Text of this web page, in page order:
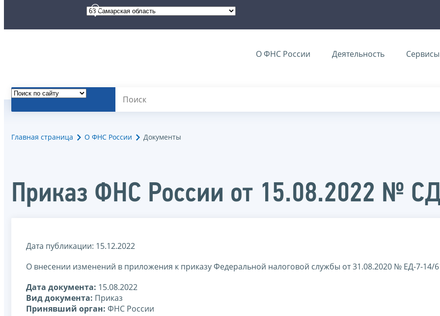
О ФНС России Деятельность Сервисы
Главная страница О ФНС России Документы
Приказ ФНС России от 15.08.2022 №
Дата публикации: 15.12.2022
О внесении изменений в приложения к приказу Федеральной налоговой службы от 31.08.2020 № ЕД-7-14/
Дата документа: 15.08.2022
Вид документа: Приказ
Принявший орган: ФНС России